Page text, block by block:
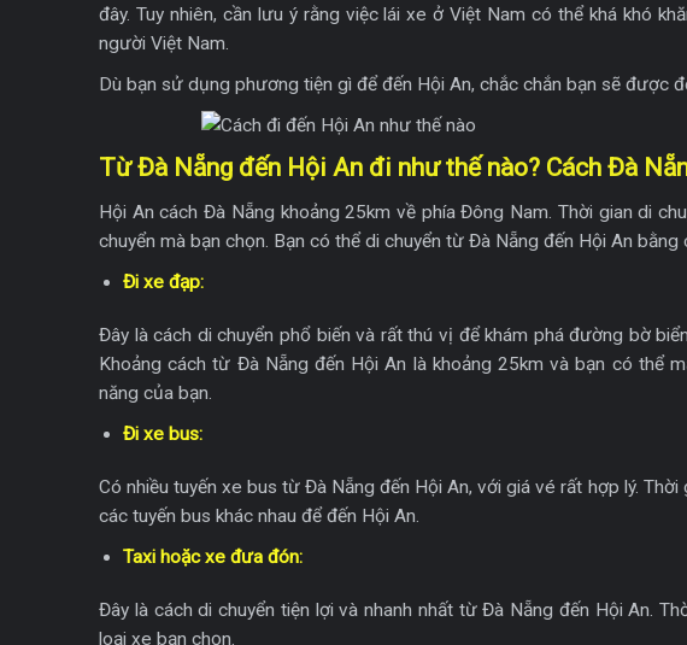
đây. Tuy nhiên, cần lưu ý rằng việc lái xe ở Việt Nam có thể khá khó
người Việt Nam.
Dù bạn sử dụng phương tiện gì để đến Hội An, chắc chắn bạn sẽ được
Từ Đà Nẵng đến Hội An đi như thế nào? Cách Đà
Hội An cách Đà Nẵng khoảng 25km về phía Đông Nam. Thời gian di
chuyển mà bạn chọn. Bạn có thể di chuyển từ Đà Nẵng đến Hội An bằng
Đi xe đạp:
Đây là cách di chuyển phổ biến và rất thú vị để khám phá đường bờ
Khoảng cách từ Đà Nẵng đến Hội An là khoảng 25km và bạn có thể
năng của bạn.
Đi xe bus:
Có nhiều tuyến xe bus từ Đà Nẵng đến Hội An, với giá vé rất hợp lý.
các tuyến bus khác nhau để đến Hội An.
Taxi hoặc xe đưa đón:
Đây là cách di chuyển tiện lợi và nhanh nhất từ Đà Nẵng đến Hội An.
loại xe bạn chọn.